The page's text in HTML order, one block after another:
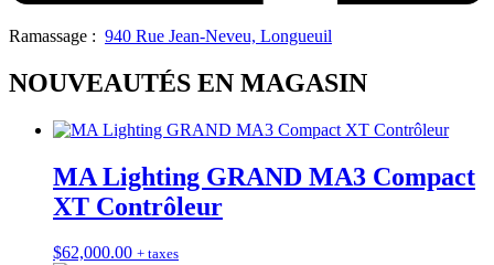
Ramassage : 940 Rue Jean-Neveu, Longueuil
NOUVEAUTÉS EN MAGASIN
MA Lighting GRAND MA3 Compact
XT Contrôleur
$62,000.00 + taxes